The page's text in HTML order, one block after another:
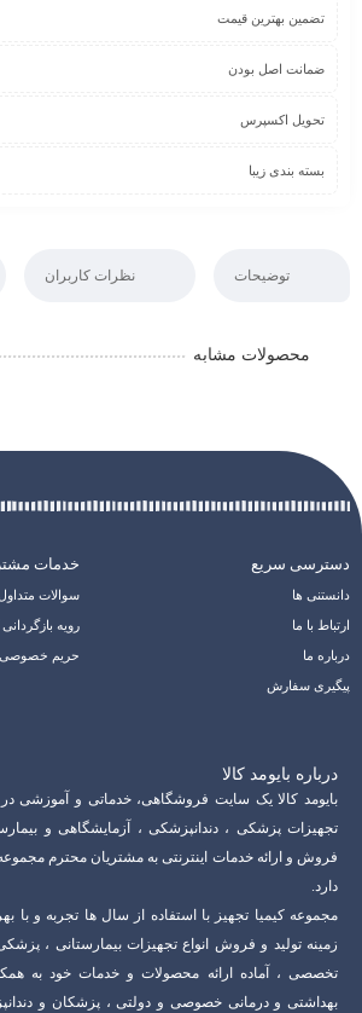
تضمین بهترین قیمت
ضمانت اصل بودن
تحویل اکسپرس
بسته بندی زیبا
توضیحات نظرات کاربران
محصولات مشابه
دسترسی سریع
دانستنی ها
ارتباط با ما
درباره ما
پیگیری سفارش
خدمات
سوالات متداول
رویه بازگردانی
حریم خصوصی
درباره بایومد کالا
بایومد کالا یک سایت فروشگاهی، خدماتی و آموزشی
تجهیزات پزشکی ، دندانپزشکی ، آزمایشگاهی و
فروش و ارائه خدمات اینترنتی به مشتریان محترم
دارد.
مجموعه کیمیا تجهیز با استفاده از سال ها تجربه و با
زمینه تولید و فروش انواع تجهیزات بیمارستانی ،
تخصصی ، آماده ارائه محصولات و خدمات خود به
بهداشتی و درمانی خصوصی و دولتی ، پزشکان و